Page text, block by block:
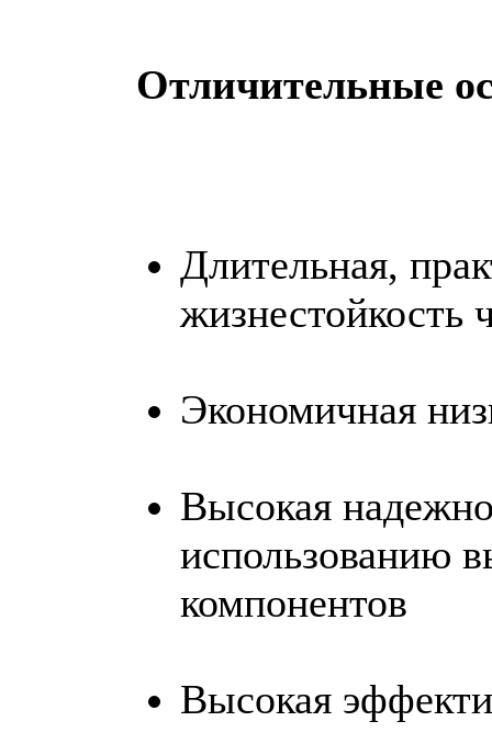
Отличительные
Длительная,
жизнестойкость
Экономичная
Высокая
использованию
компонентов
Высокая